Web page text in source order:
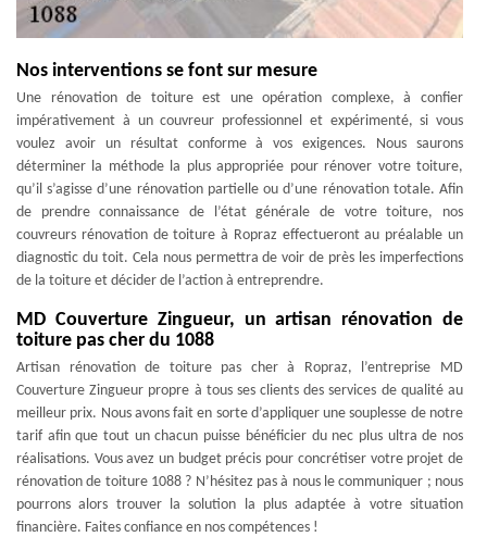
Nos interventions se font sur mesure
Une rénovation de toiture est une opération complexe, à confier
impérativement à un couvreur professionnel et expérimenté, si vous
voulez avoir un résultat conforme à vos exigences. Nous saurons
déterminer la méthode la plus appropriée pour rénover votre toiture,
qu’il s’agisse d’une rénovation partielle ou d’une rénovation totale. Afin
de prendre connaissance de l’état générale de votre toiture, nos
couvreurs rénovation de toiture à Ropraz effectueront au préalable un
diagnostic du toit. Cela nous permettra de voir de près les imperfections
de la toiture et décider de l’action à entreprendre.
MD Couverture Zingueur, un artisan rénovation de
toiture pas cher du 1088
Artisan rénovation de toiture pas cher à Ropraz, l’entreprise MD
Couverture Zingueur propre à tous ses clients des services de qualité au
meilleur prix. Nous avons fait en sorte d’appliquer une souplesse de notre
tarif afin que tout un chacun puisse bénéficier du nec plus ultra de nos
réalisations. Vous avez un budget précis pour concrétiser votre projet de
rénovation de toiture 1088 ? N’hésitez pas à nous le communiquer ; nous
pourrons alors trouver la solution la plus adaptée à votre situation
financière. Faites confiance en nos compétences !